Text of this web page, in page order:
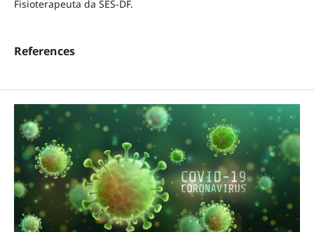
Fisioterapeuta da SES-DF.
References